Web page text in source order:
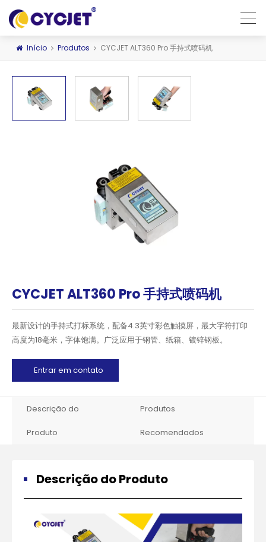
Início Produtos CYCJET ALT360 Pro 手持式喷码机
CYCJET ALT360 Pro 手持式喷码机
最新设计的手持式打标系统，配备4.3英寸彩色触摸屏，最大字符打印
高度为18毫米，字体饱满。广泛应用于钢管、纸箱、镀锌钢板。
Entrar em contato
Descrição do
Produto
Produtos
Recomendados
Descrição do Produto